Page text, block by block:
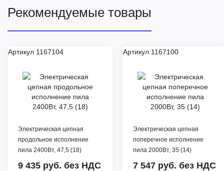
Рекомендуемые товары
Артикул 1167104
Электрическая цепная
продольное исполнение
пила 2400Вт, 47,5 (18)
9 435 руб. без НДС
Артикул 1167100
Электрическая цепная
поперечное исполнение
пила 2000Вт, 35 (14)
7 547 руб. без НДС